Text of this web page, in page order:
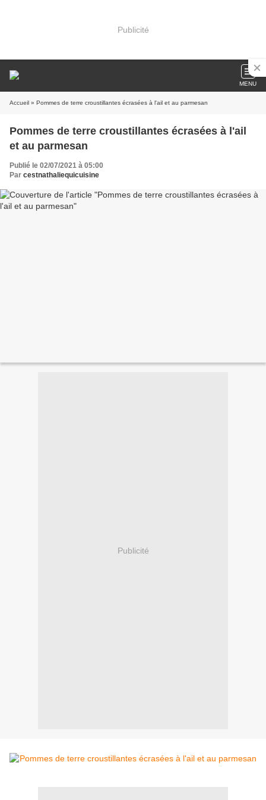
Publicité
MENU
Accueil » Pommes de terre croustillantes écrasées à l'ail et au parmesan
Pommes de terre croustillantes écrasées à l'ail
et au parmesan
Publié le 02/07/2021 à 05:00
Par cestnathaliequicuisine
Publicité